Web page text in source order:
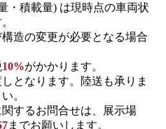
・積載量) は現時点の車両状
造の変更が必要となる場合
10%がかかります。
となります。陸送も承りま
。
するお問合せは、展示場
までお願いします。